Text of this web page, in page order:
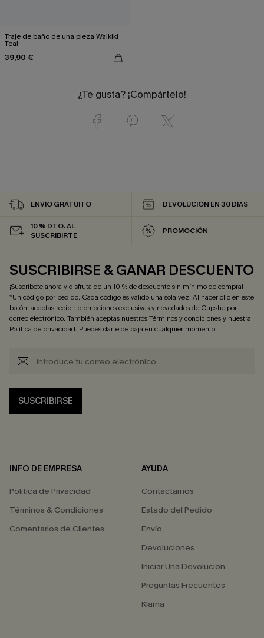
Traje de baño de una pieza Waikiki
Teal
39,90 €
¿Te gusta? ¡Compártelo!
ENVÍO GRATUITO DEVOLUCIÓN EN 30 DÍAS
10 % DTO. AL
SUSCRIBIRTE
PROMOCIÓN
SUSCRIBIRSE & GANAR DESCUENTO
¡Suscríbete ahora y disfruta de un 10 % de descuento sin mínimo de compra!
*Un código por pedido. Cada código es válido una sola vez. Al hacer clic en este
botón, aceptas recibir promociones exclusivas y novedades de Cupshe por
correo electrónico. También aceptas nuestrosTérminos y condicionesy nuestra
Política de privacidad. Puedes darte de baja en cualquier momento.
SUSCRIBIRSE
INFO DE EMPRESA
Política de Privacidad
Términos & Condiciones
Comentarios de Clientes
AYUDA
Contactarnos
Estado del Pedido
Envío
Devoluciones
Iniciar Una Devolución
Preguntas Frecuentes
Klarna